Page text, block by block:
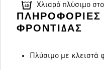
Χλιαρό πλύσιμο
ΠΛΗΡΟΦΟΡΊΕΣ
ΦΡΟΝΤΊΔΑΣ
Πλύσιμο με κλειστά